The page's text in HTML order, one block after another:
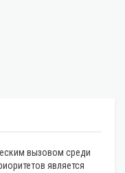
вызовом среди
является